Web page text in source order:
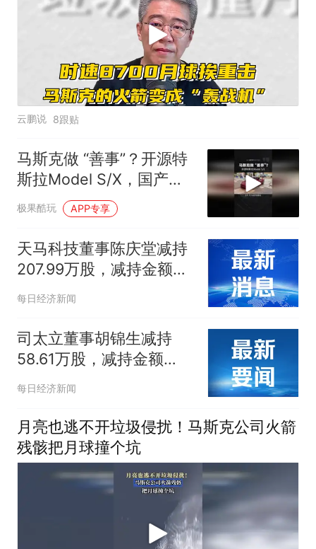
云鹏说 8跟贴
马斯克做 “善事”？开源特
斯拉Model S/X，国产车
又能抄了？
极果酷玩 APP专享
天马科技董事陈庆堂减持
207.99万股，减持金额
2185.99万元
每日经济新闻
司太立董事胡锦生减持
58.61万股，减持金额
515.77万元
每日经济新闻
月亮也逃不开垃圾侵扰！马斯克公司火箭
残骸把月球撞个坑